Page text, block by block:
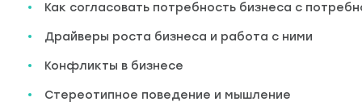
Как согласовать потребность бизнеса с
Драйверы роста бизнеса и работа с ними
Конфликты в бизнесе
Стереотипное поведение и мышление